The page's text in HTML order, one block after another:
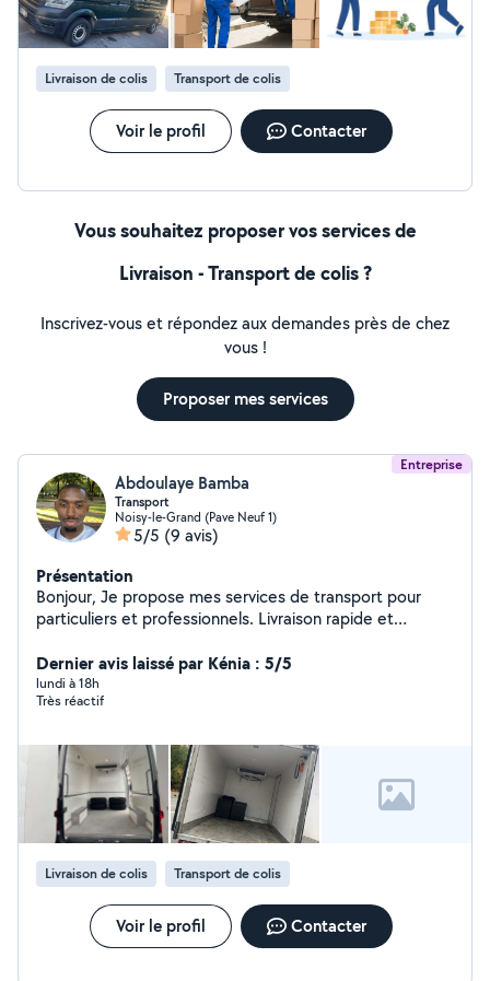
Livraison de colis Transport de colis
Voir le profil Contacter
Vous souhaitez proposer vos services de
Livraison - Transport de colis ?
Inscrivez-vous et répondez aux demandes près de chez
vous !
Proposer mes services
Entreprise
Abdoulaye Bamba
Transport
Noisy-le-Grand (Pave Neuf 1)
5/5 (9 avis)
Présentation
Bonjour, Je propose mes services de transport pour
particuliers et professionnels. Livraison rapide et
secteur alimentaire ou pharmaceutique Déplacements
en Île-de-France et dans toute la France Camion adapté
(16m³ ou Kangoo selon vos besoins) Je dispose
organisé, je veille à ce que vos marchandises arrivent en
temps et en heure, en toute sécurité. N'hésitez pas à
me contacter pour vos besoins de transport ou de
livraison !
Dernier avis laissé par Kénia : 5/5
lundi à 18h
Très réactif
Livraison de colis Transport de colis
Voir le profil Contacter